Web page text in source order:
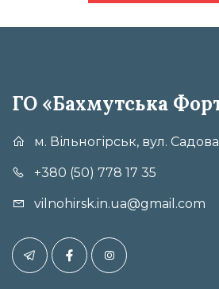
ГО «Бахмутська
м. Вільногірськ, вул. Садова
+380 (50) 778 17 35
vilnohirsk.in.ua@gmail.com